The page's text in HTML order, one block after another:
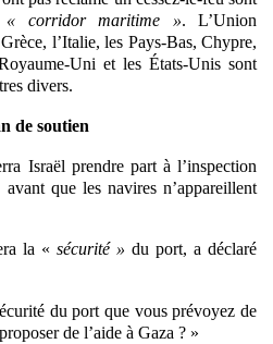
« corridor maritime ». L’Union
l’Italie, les Pays-Bas, Chypre,
Uni et les États-Unis sont
divers.
de soutien
Israël prendre part à l’inspection
que les navires n’appareillent
la « sécurité » du port, a déclaré
du port que vous prévoyez de
de l’aide à Gaza ? »